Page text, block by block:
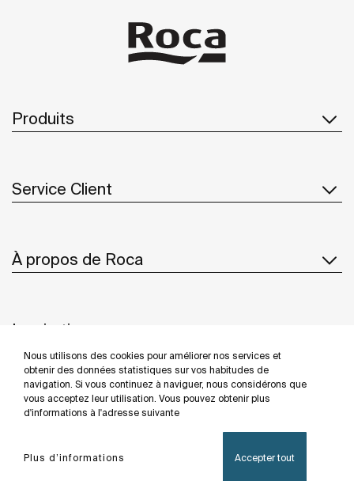
Nous utilisons des cookies pour améliorer nos services et
obtenir des données statistiques sur vos habitudes de
navigation. Si vous continuez à naviguer, nous considérons que
vous acceptez leur utilisation. Vous pouvez obtenir plus
d'informations à l'adresse suivante
Plus d’informations Accepter tout
Produits
Service Client
À propos de Roca
Inspiration
Suivez-nous
Politique De Confidentialité
Mentions Légales